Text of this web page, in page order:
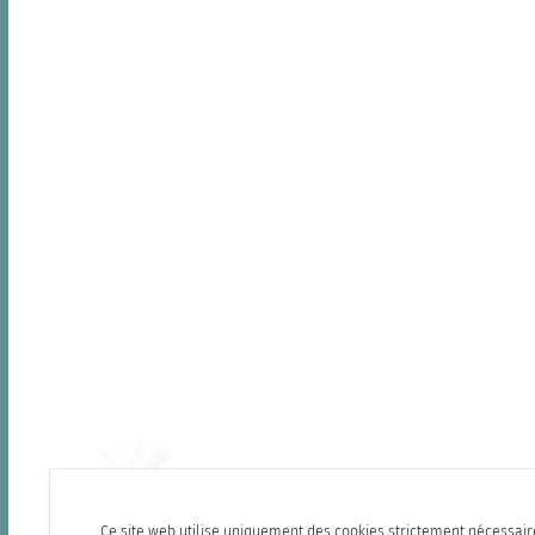
Ce site web utilise uniquement des cookies strictement